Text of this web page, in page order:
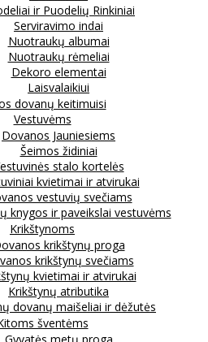
ir Puodelių Rinkiniai
Serviravimo indai
Nuotraukų albumai
Nuotraukų rėmeliai
Dekoro elementai
Laisvalaikiui
dovanų keitimuisi
Vestuvėms
Dovanos Jauniesiems
Šeimos židiniai
stalo kortelės
kvietimai ir atvirukai
vestuvių svečiams
knygos ir paveikslai vestuvėms
Krikštynoms
krikštynų proga
krikštynų svečiams
kvietimai ir atvirukai
Krikštynų atributika
dovanų maišeliai ir dėžutės
šventėms
Gyvatės metų proga